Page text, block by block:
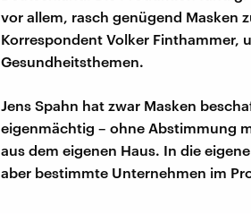
vor allem, rasch genügend Masken
Korrespondent Volker Finthammer,
Gesundheitsthemen.
Jens Spahn hat zwar Masken
eigenmächtig – ohne Abstimmung
aus dem eigenen Haus. In die
aber bestimmte Unternehmen im